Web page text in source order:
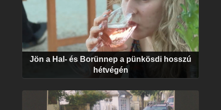
Jön a Hal- és Borünnep a pünkösdi hosszú
hétvégén